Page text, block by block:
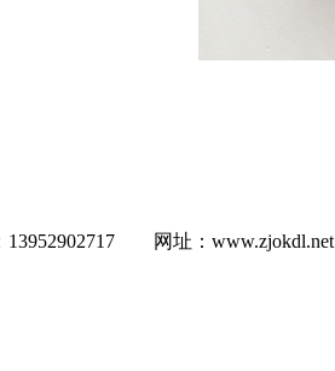
网址：www.zjokdl.net